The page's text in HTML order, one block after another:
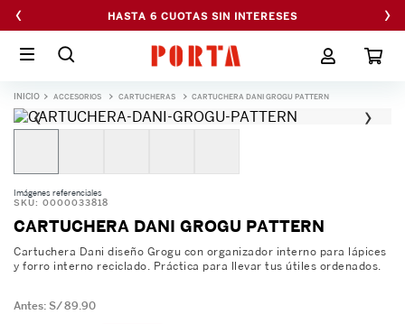
‹ HASTA 6 CUOTAS SIN INTERESES ›
ACCESORIOS CARTUCHERAS CARTUCHERA DANI GROGU PATTERN
‹ ›
Imágenes referenciales
SKU: 0000033818
CARTUCHERA DANI GROGU PATTERN
Cartuchera Dani diseño Grogu con organizador interno para lápices
y forro interno reciclado. Práctica para llevar tus útiles ordenados.
S/89.90